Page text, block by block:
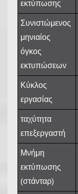
εκτύπωσης
Συνιστώμενος
μηνιαίος
όγκος
εκτυπώσεων
Κύκλος
εργασίας
ταχύτητα
επεξεργαστή
Μνήμη
εκτύπωσης
(στάνταρ)